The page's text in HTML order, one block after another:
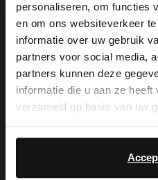
personaliseren, om functies
en om ons websiteverkeer
informatie over uw gebruik
partners voor social media,
partners kunnen deze
informatie die u aan ze
verzameld op basis van uw
Die
My
warten
View this
It looks like your
you like to switch to
English